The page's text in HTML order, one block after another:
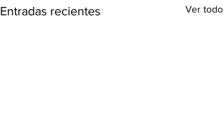
Entradas recientes Ver todo